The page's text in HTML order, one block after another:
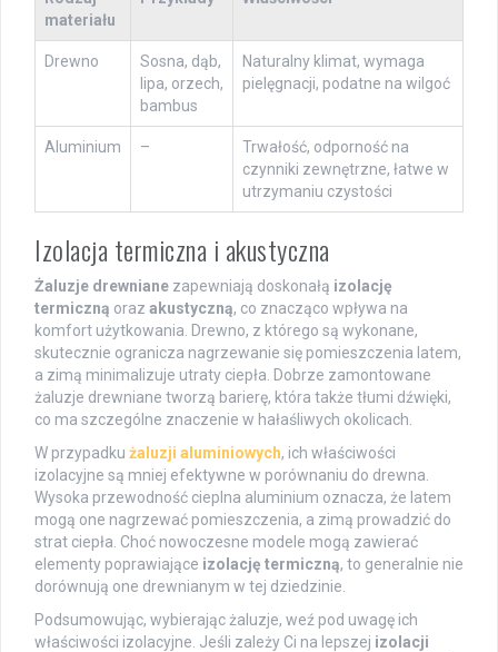
materiału
Drewno
Sosna, dąb,
lipa, orzech,
bambus
Naturalny klimat, wymaga
pielęgnacji, podatne na wilgoć
Aluminium –
Trwałość, odporność na
czynniki zewnętrzne, łatwe w
utrzymaniu czystości
Izolacja termiczna i akustyczna
Żaluzje drewniane zapewniają doskonałą izolację
termiczną oraz akustyczną, co znacząco wpływa na
komfort użytkowania. Drewno, z którego są wykonane,
skutecznie ogranicza nagrzewanie się pomieszczenia latem,
a zimą minimalizuje utraty ciepła. Dobrze zamontowane
żaluzje drewniane tworzą barierę, która także tłumi dźwięki,
co ma szczególne znaczenie w hałaśliwych okolicach.
W przypadku żaluzji aluminiowych, ich właściwości
izolacyjne są mniej efektywne w porównaniu do drewna.
Wysoka przewodność cieplna aluminium oznacza, że latem
mogą one nagrzewać pomieszczenia, a zimą prowadzić do
strat ciepła. Choć nowoczesne modele mogą zawierać
elementy poprawiające izolację termiczną, to generalnie nie
dorównują one drewnianym w tej dziedzinie.
Podsumowując, wybierając żaluzje, weź pod uwagę ich
właściwości izolacyjne. Jeśli zależy Ci na lepszej izolacji